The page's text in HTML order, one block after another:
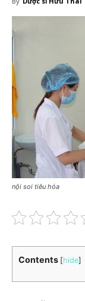
nội soi tiêu hóa
Contents [hide]